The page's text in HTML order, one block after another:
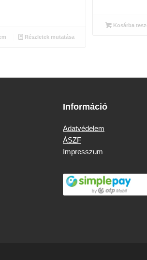
Részletek mutatása
Kosárba
Információ
Adatvédelem
ÁSZF
Impresszum